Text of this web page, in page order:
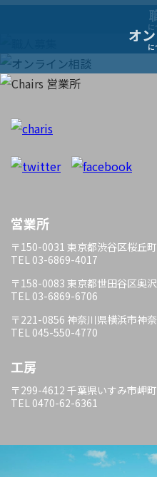
に
オ
に
営業所
〒150-0031 東京都渋谷区桜丘
TEL 03-6869-4017
〒158-0083 東京都世田谷区奥
TEL 03-6869-6706
〒221-0856 神奈川県横浜市神
TEL 045-550-4770
工房
〒299-4612 千葉県いすみ市岬
TEL 0470-62-6361